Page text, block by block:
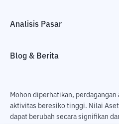
Analisis Pasar
Blog & Berita
Mohon diperhatikan,
aktivitas beresiko tinggi. Nilai
dapat berubah secara signifikan